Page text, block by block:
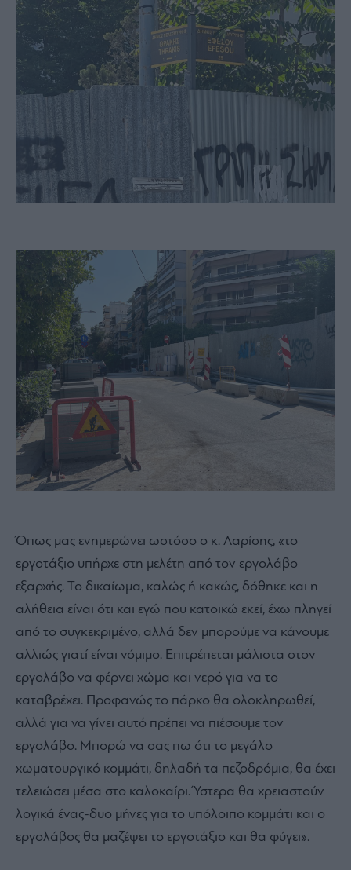
Όπως μας ενημερώνει ωστόσο ο κ. Λαρίσης, «το
εργοτάξιο υπήρχε στη μελέτη από τον εργολάβο
εξαρχής. Το δικαίωμα, καλώς ή κακώς, δόθηκε και η
αλήθεια είναι ότι και εγώ που κατοικώ εκεί, έχω πληγεί
από το συγκεκριμένο, αλλά δεν μπορούμε να κάνουμε
αλλιώς γιατί είναι νόμιμο. Επιτρέπεται μάλιστα στον
εργολάβο να φέρνει χώμα και νερό για να το
καταβρέχει. Προφανώς το πάρκο θα ολοκληρωθεί,
αλλά για να γίνει αυτό πρέπει να πιέσουμε τον
εργολάβο. Μπορώ να σας πω ότι το μεγάλο
χωματουργικό κομμάτι, δηλαδή τα πεζοδρόμια, θα έχει
τελειώσει μέσα στο καλοκαίρι. Ύστερα θα χρειαστούν
λογικά ένας-δυο μήνες για το υπόλοιπο κομμάτι και ο
εργολάβος θα μαζέψει το εργοτάξιο και θα φύγει».